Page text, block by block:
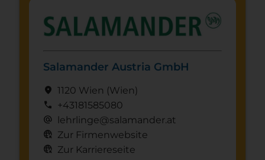
Salamander Austria GmbH
location_on 1120 Wien (Wien)
call +43181585080
alternate_email lehrlinge@salamander.at
captive_portal Zur Firmenwebsite
captive_portal Zur Karriereseite